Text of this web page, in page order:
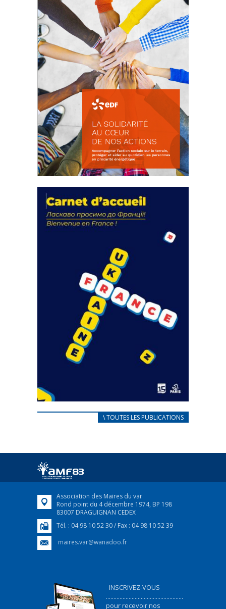
FEUILLETER
actions
18 septembre 2023
FEUILLETER
CARNET D’ACCUEIL
Afin d’accompagner au mieux les réfugiés
FEUILLETER
\ TOUTES LES PUBLICATIONS
Association des Maires du var
Rond point du 4 décembre 1974, BP 198
83007 DRAGUIGNAN CEDEX
Tél. : 04 98 10 52 30 / Fax : 04 98 10 52 39
maires.var@wanadoo.fr
INSCRIVEZ-VOUS
...................................................
pour recevoir nos